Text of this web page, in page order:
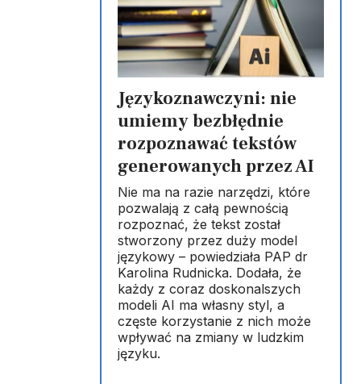
Językoznawczyni: nie
umiemy bezbłędnie
rozpoznawać tekstów
generowanych przez AI
Nie ma na razie narzędzi, które
pozwalają z całą pewnością
rozpoznać, że tekst został
stworzony przez duży model
językowy – powiedziała PAP dr
Karolina Rudnicka. Dodała, że
każdy z coraz doskonalszych
modeli AI ma własny styl, a
częste korzystanie z nich może
wpływać na zmiany w ludzkim
języku.